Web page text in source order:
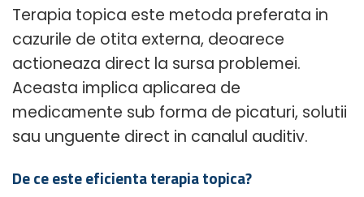
Terapia topica este metoda preferata in
cazurile de otita externa, deoarece
actioneaza direct la sursa problemei.
Aceasta implica aplicarea de
medicamente sub forma de picaturi, solutii
sau unguente direct in canalul auditiv.
De ce este eficienta terapia topica?